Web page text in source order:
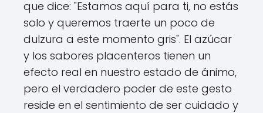
que dice: "Estamos aquí para ti, no estás
solo y queremos traerte un poco de
dulzura a este momento gris". El azúcar
y los sabores placenteros tienen un
efecto real en nuestro estado de ánimo,
pero el verdadero poder de este gesto
reside en el sentimiento de ser cuidado y